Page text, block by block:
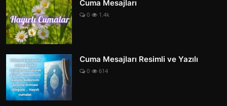
Cuma Mesajları
0 1.4k
Cuma Mesajları Resimli ve Yazılı
0 614